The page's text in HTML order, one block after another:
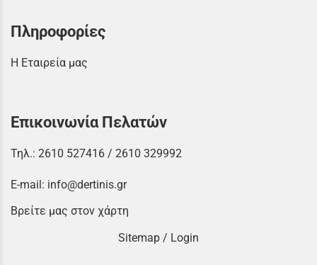
Πληροφορίες
Η Εταιρεία μας
Επικοινωνία Πελατών
Τηλ.: 2610 527416 / 2610 329992
E-mail: info@dertinis.gr
Βρείτε μας στον χάρτη
Sitemap / Login